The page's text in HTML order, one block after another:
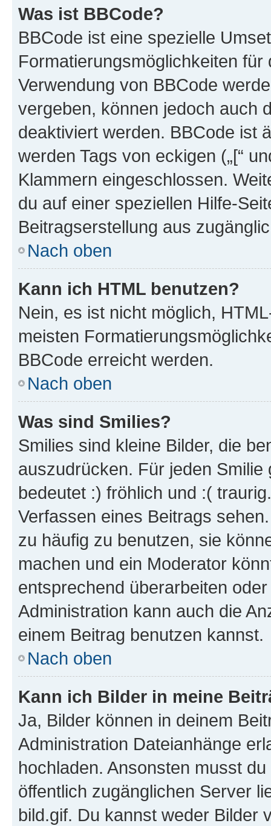
Was ist BBCode?
BBCode ist eine spezielle
Formatierungsmöglichkeiten
Verwendung von BBCode
vergeben, können jedoch auch
deaktiviert werden. BBCode ist
werden Tags von eckigen („[“
Klammern eingeschlossen.
du auf einer speziellen Hilfe-
Beitragserstellung aus
Nach oben
Kann ich HTML benutzen?
Nein, es ist nicht möglich,
meisten
BBCode erreicht werden.
Nach oben
Was sind Smilies?
Smilies sind kleine Bilder, die
auszudrücken. Für jeden
bedeutet :) fröhlich und :(
Verfassen eines Beitrags
zu häufig zu benutzen, sie
machen und ein Moderator
entsprechend überarbeiten
Administration kann auch die
einem Beitrag benutzen kannst.
Nach oben
Kann ich Bilder in meine
Ja, Bilder können in deinem
Administration Dateianhänge
hochladen. Ansonsten musst
öffentlich zugänglichen Server
bild.gif. Du kannst weder Bilder